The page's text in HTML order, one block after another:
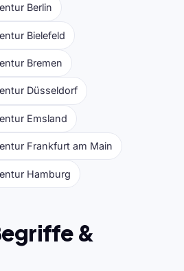
Berlin
Bielefeld
Bremen
Düsseldorf
Emsland
Frankfurt am Main
Hamburg
&